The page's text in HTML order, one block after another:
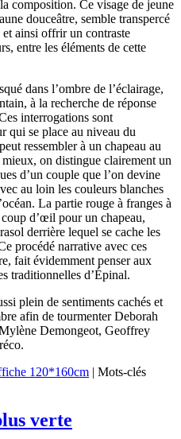
composition. Ce visage de jeune
douceâtre, semble transpercé
ainsi offrir un contraste
entre les éléments de cette
dans l’ombre de l’éclairage,
à la recherche de réponse
interrogations sont
qui se place au niveau du
ressembler à un chapeau au
on distingue clairement un
d’un couple que l’on devine
au loin les couleurs blanches
La partie rouge à franges à
d’œil pour un chapeau,
derrière lequel se cache les
procédé narrative avec ces
fait évidemment penser aux
traditionnelles d’Épinal.
plein de sentiments cachés et
afin de tourmenter Deborah
Demongeot, Geoffrey
120*160cm | Mots-clés
verte